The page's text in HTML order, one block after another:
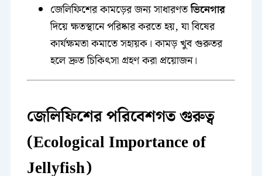
জেলিফিশের কামড়ের জন্য সাধারণতভিনেগার
দিয়ে ক্ষতস্থানে পরিষ্কার করতে হয়, যা বিষের
কার্যক্ষমতা কমাতে সহায়ক। কামড় খুব গুরুতর
হলে দ্রুত চিকিৎসা গ্রহণ করা প্রয়োজন।
জেলিফিশের পরিবেশগত গুরুত্ব
(Ecological Importance of
Jellyfish)